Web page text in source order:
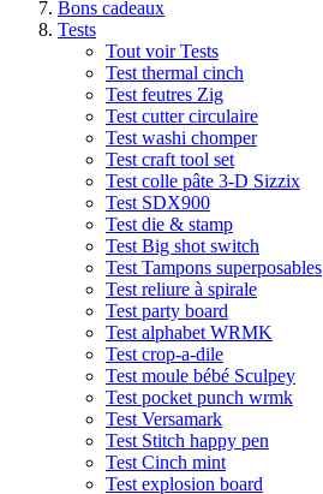
Bons cadeaux
Tests
Tout voir Tests
Test thermal cinch
Test feutres Zig
Test cutter circulaire
Test washi chomper
Test craft tool set
Test colle pâte 3-D Sizzix
Test SDX900
Test die & stamp
Test Big shot switch
Test Tampons superposables
Test reliure à spirale
Test party board
Test alphabet WRMK
Test crop-a-dile
Test moule bébé Sculpey
Test pocket punch wrmk
Test Versamark
Test Stitch happy pen
Test Cinch mint
Test explosion board